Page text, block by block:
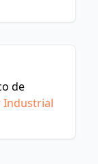
de
Industrial